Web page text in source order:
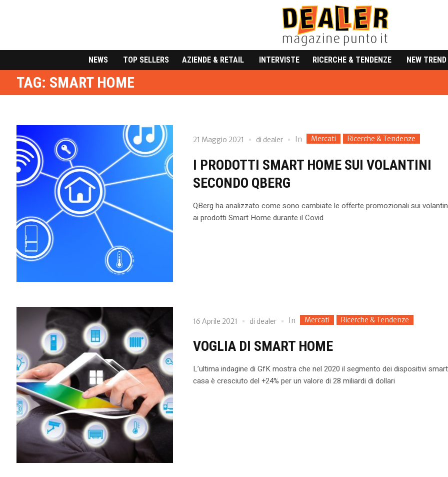
NEWS TOP SELLERS AZIENDE & RETAIL INTERVISTE RICERCHE & TENDENZE NEW TREND
TAG: SMART HOME
21 Maggio 2021 di dealer In Mercati Ricerche & Tendenze
I PRODOTTI SMART HOME SUI VOLANTINI
SECONDO QBERG
QBerg ha analizzato come sono cambiate le offerte promozionali sui
ai prodotti Smart Home durante il Covid
16 Aprile 2021 di dealer In Mercati Ricerche & Tendenze
VOGLIA DI SMART HOME
L’ultima indagine di GfK mostra che nel 2020 il segmento dei dispositivi
casa è cresciuto del +24% per un valore di 28 miliardi di dollari